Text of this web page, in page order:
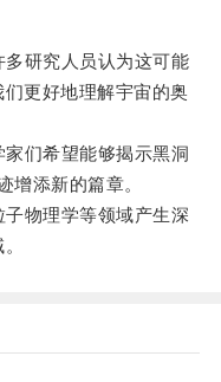
研究人员认为这可能
更好地理解宇宙的奥
们希望能够揭示黑洞
增添新的篇章。
物理学等领域产生深